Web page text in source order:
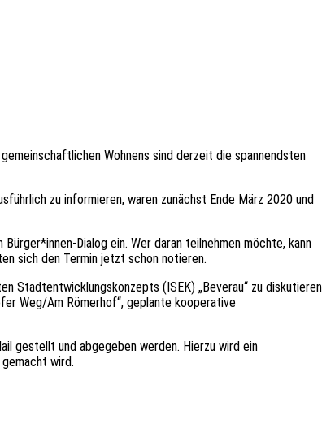
Wohnens sind derzeit die spannendsten
zu informieren, waren zunächst Ende März 2020 und
Dialog ein. Wer daran teilnehmen möchte, kann
sich den Termin jetzt schon notieren.
Stadtentwicklungskonzepts (ISEK) „Beverau“ zu diskutieren
Weg/Am Römerhof“, geplante kooperative
gestellt und abgegeben werden. Hierzu wird ein
wird.